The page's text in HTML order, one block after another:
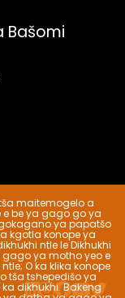
maitemogelo a
be ya gago go ya
ya papatšo
kgotla konope ya
ntle le Dikhukhi
gago ya motho yeo e
O ka klika konope
tša tshepedišo ya
dikhukhi. Bakeng
Bašomi